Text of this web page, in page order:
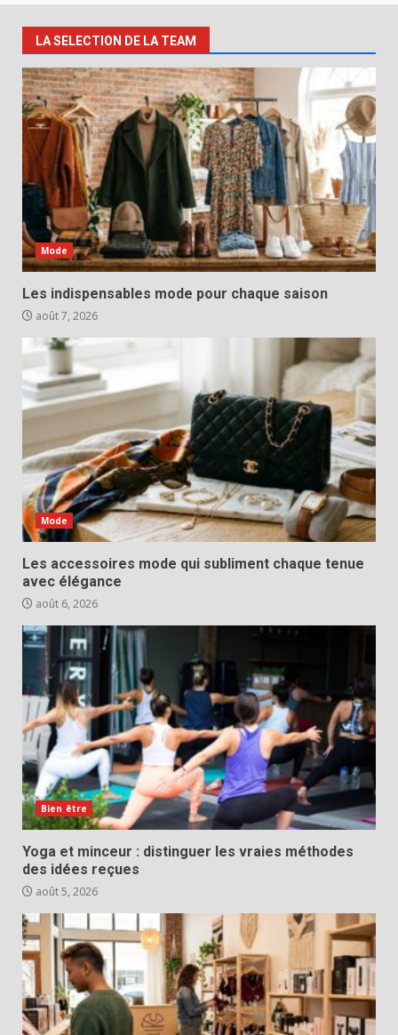
LA SELECTION DE LA TEAM
Mode
Les indispensables mode pour chaque saison
août 7, 2026
Mode
Les accessoires mode qui subliment chaque tenue
avec élégance
août 6, 2026
Bien être
Yoga et minceur : distinguer les vraies méthodes
des idées reçues
août 5, 2026